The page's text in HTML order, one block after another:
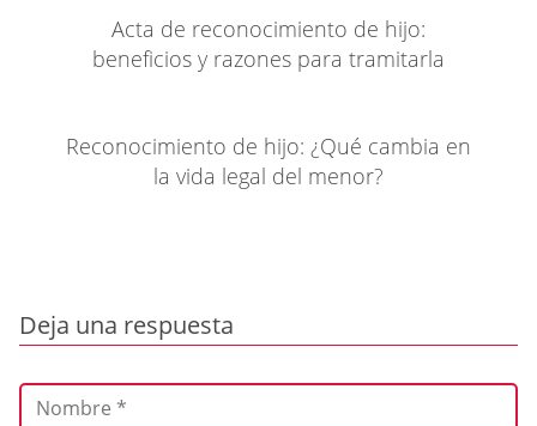
Acta de reconocimiento de hijo:
beneficios y razones para tramitarla
Reconocimiento de hijo: ¿Qué cambia en
la vida legal del menor?
Deja una respuesta